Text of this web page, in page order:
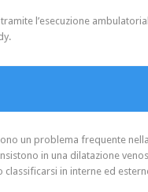
l’esecuzione
un problema frequente
in una dilatazione
classificarsi in interne ed